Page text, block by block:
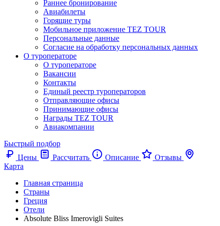
Раннее бронирование
Авиабилеты
Горящие туры
Мобильное приложение TEZ TOUR
Персональные данные
Согласие на обработку персональных данных
О туроператоре
О туроператоре
Вакансии
Контакты
Единый реестр туроператоров
Отправляющие офисы
Принимающие офисы
Награды TEZ TOUR
Авиакомпании
Быстрый подбор
Цены
Рассчитать Описание
Отзывы
Карта
Главная страница
Cтраны
Греция
Отели
Absolute Bliss Imerovigli Suites